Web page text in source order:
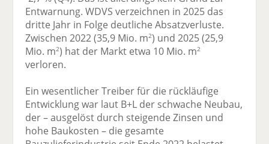
Entwarnung. WDVS verzeichnen in 2025 das
dritte Jahr in Folge deutliche Absatzverluste.
Zwischen 2022 (35,9 Mio. m2) und 2025 (25,9
Mio. m2) hat der Markt etwa 10 Mio. m2
verloren.
Ein wesentlicher Treiber für die rückläufige
Entwicklung war laut B+L der schwache Neubau,
der – ausgelöst durch steigende Zinsen und
hohe Baukosten – die gesamte